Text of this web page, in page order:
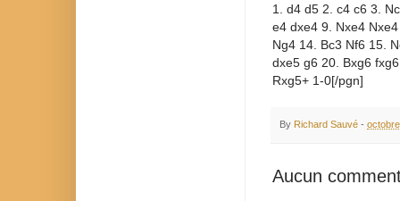
1. d4 d5 2. c4 c6 3.
e4 dxe4 9. Nxe4
Ng4 14. Bc3 Nf6 15.
dxe5 g6 20. Bxg6
Rxg5+ 1-0[/pgn]
By Richard Sauvé -
Aucun